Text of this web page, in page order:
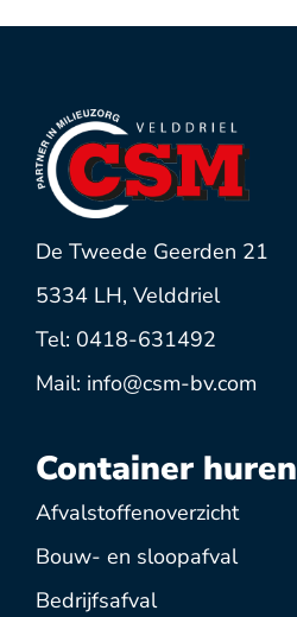
De Tweede Geerden 21
5334 LH, Velddriel
Tel: 0418-631492
Mail: info@csm-bv.com
Container huren
Afvalstoffenoverzicht
Bouw- en sloopafval
Bedrijfsafval